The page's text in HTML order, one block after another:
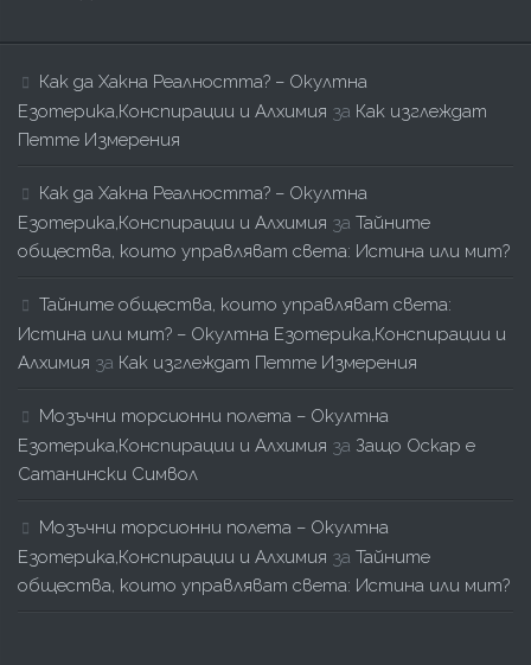
Как да Хакна Реалността? – Окултна
Езотерика,Конспирации и Алхимия за Как изглеждат
Петте Измерения
Как да Хакна Реалността? – Окултна
Езотерика,Конспирации и Алхимия за Тайните
общества, които управляват света: Истина или мит?
Тайните общества, които управляват света:
Истина или мит? – Окултна Езотерика,Конспирации и
Алхимия за Как изглеждат Петте Измерения
Мозъчни торсионни полета – Окултна
Езотерика,Конспирации и Алхимия за Защо Оскар е
Сатанински Символ
Мозъчни торсионни полета – Окултна
Езотерика,Конспирации и Алхимия за Тайните
общества, които управляват света: Истина или мит?